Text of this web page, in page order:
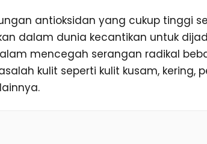
antioksidan yang cukup tinggi
dalam dunia kecantikan untuk
mencegah serangan radikal
kulit seperti kulit kusam, kering,